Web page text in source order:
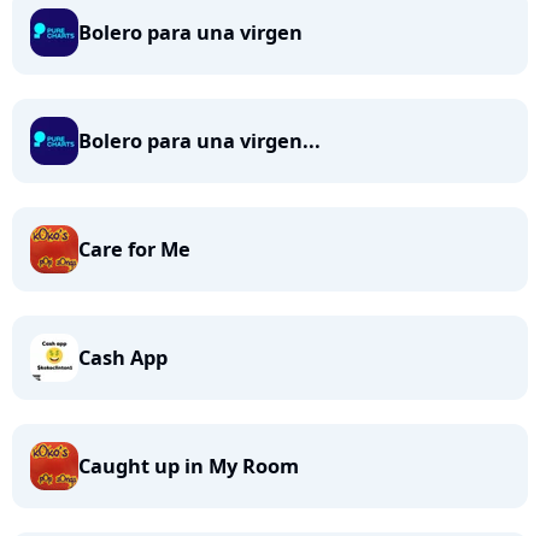
Bolero para una virgen
Bolero para una virgen...
Care for Me
Cash App
Caught up in My Room